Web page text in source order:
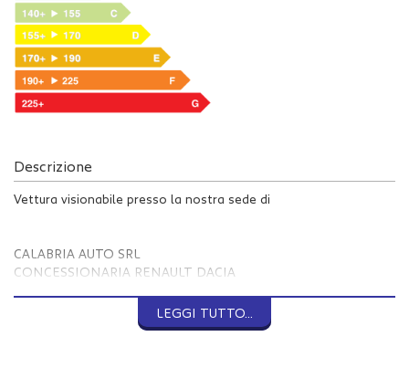
Descrizione
Vettura visionabile presso la nostra sede di
CALABRIA AUTO SRL
CONCESSIONARIA RENAULT DACIA
WWW . CALABRIAUTO . ITLEGGI TUTTO...